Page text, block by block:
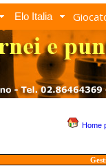
Elo Italia
Home